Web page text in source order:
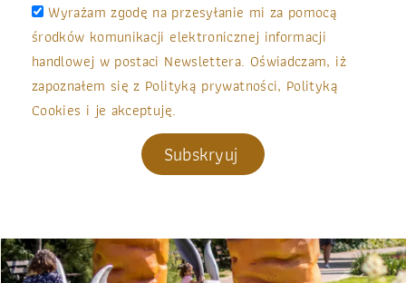
Wyrażam zgodę na przesyłanie mi za pomocą
środków komunikacji elektronicznej informacji
handlowej w postaci Newslettera. Oświadczam, iż
zapoznałem się z Polityką prywatności, Polityką
Cookies i je akceptuję.
Subskryuj